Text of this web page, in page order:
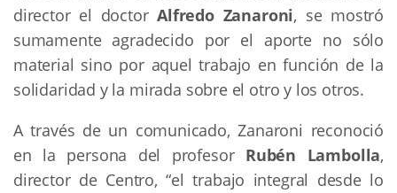
director el doctorAlfredo Zanaroni, se mostró
sumamente agradecido por el aporte no sólo
material sino por aquel trabajo en función de la
solidaridad y la mirada sobre el otro y los otros.
A través de un comunicado, Zanaroni reconoció
en la persona del profesor Rubén Lambolla,
director de Centro, “el trabajo integral desde lo